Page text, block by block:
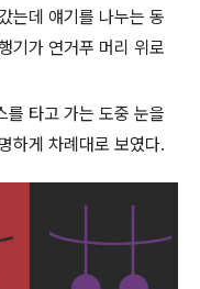
는데 얘기를 나누는 동
기가 연거푸 머리 위로
를 타고 가는 도중 눈을
하게 차례대로 보였다.